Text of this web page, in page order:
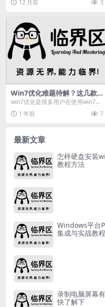
12 月前 3
Win7优化难题待解？这几款
Win7优化工具你不能错过
win7优化是很多用户在使用win7系
统时要面临的重大问题，但是网络
上现在有非常...
1 年前 7
最新文章
怎样硬盘安装
教程方法
Windows平台
集成与实战教程
录制电脑屏幕
快了解下